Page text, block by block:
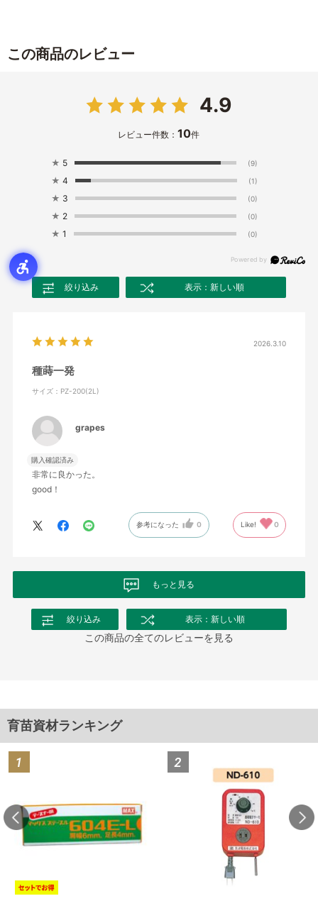
この商品のレビュー
4.9
レビュー件数：10件
★ 5 (9)
★ 4 (1)
★ 3 (0)
★ 2 (0)
★ 1 (0)
絞り込み 表示：新しい順
2026.3.10
種蒔一発
サイズ：PZ-200(2L)
grapes
購入確認済み
非常に良かった。
good！
参考になった 0 Like! 0
もっと見る
絞り込み 表示：新しい順
この商品の全てのレビューを見る
育苗資材ランキング